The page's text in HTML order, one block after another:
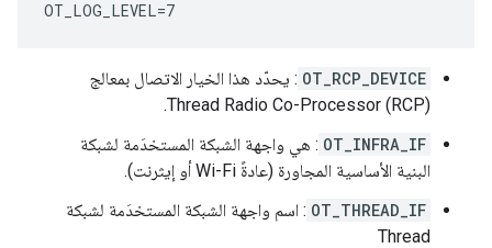
OT_RCP_DEVICE : يحدّد هذا الخيار الاتصال بمعالج
Thread Radio Co-Processor (RCP).
OT_INFRA_IF : هي واجهة الشبكة المستخدَمة لشبكة
البنية الأساسية المجاورة (عادةً Wi-Fi أو إيثرنت).
OT_THREAD_IF : اسم واجهة الشبكة المستخدَمة لشبكة
Thread